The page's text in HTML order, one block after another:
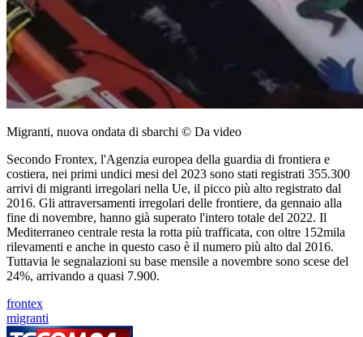
Migranti, nuova ondata di sbarchi © Da video
Secondo Frontex, l'Agenzia europea della guardia di frontiera e
costiera, nei primi undici mesi del 2023 sono stati registrati 355.300
arrivi di migranti irregolari nella Ue, il picco più alto registrato dal
2016. Gli attraversamenti irregolari delle frontiere, da gennaio alla
fine di novembre, hanno già superato l'intero totale del 2022. Il
Mediterraneo centrale resta la rotta più trafficata, con oltre 152mila
rilevamenti e anche in questo caso è il numero più alto dal 2016.
Tuttavia le segnalazioni su base mensile a novembre sono scese del
24%, arrivando a quasi 7.900.
frontex
migranti